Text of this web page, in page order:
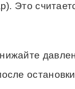
Это
остановки